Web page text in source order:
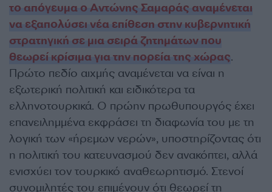
το απόγευμα ο Αντώνης Σαμαράς αναμένεται
να εξαπολύσει νέα επίθεση στην κυβερνητική
στρατηγική σε μια σειρά ζητημάτων που
θεωρεί κρίσιμα για την πορεία της χώρας.
Πρώτο πεδίο αιχμής αναμένεται να είναι η
εξωτερική πολιτική και ειδικότερα τα
ελληνοτουρκικά. Ο πρώην πρωθυπουργός έχει
επανειλημμένα εκφράσει τη διαφωνία του με τη
λογική των «ήρεμων νερών», υποστηρίζοντας ότι
η πολιτική του κατευνασμού δεν ανακόπτει, αλλά
ενισχύει τον τουρκικό αναθεωρητισμό. Στενοί
συνομιλητές του επιμένουν ότι θεωρεί τη